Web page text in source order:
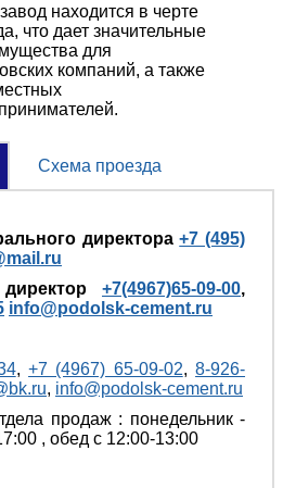
находится в черте
что дает значительные
для
компаний, а также
Схема проезда
директора+7 (495)
+7(4967)65-09-00,
info@podolsk-cement.ru
,+7 (4967) 65-09-02,8-926-
, info@podolsk-cement.ru
продаж : понедельник -
, обед с 12:00-13:00